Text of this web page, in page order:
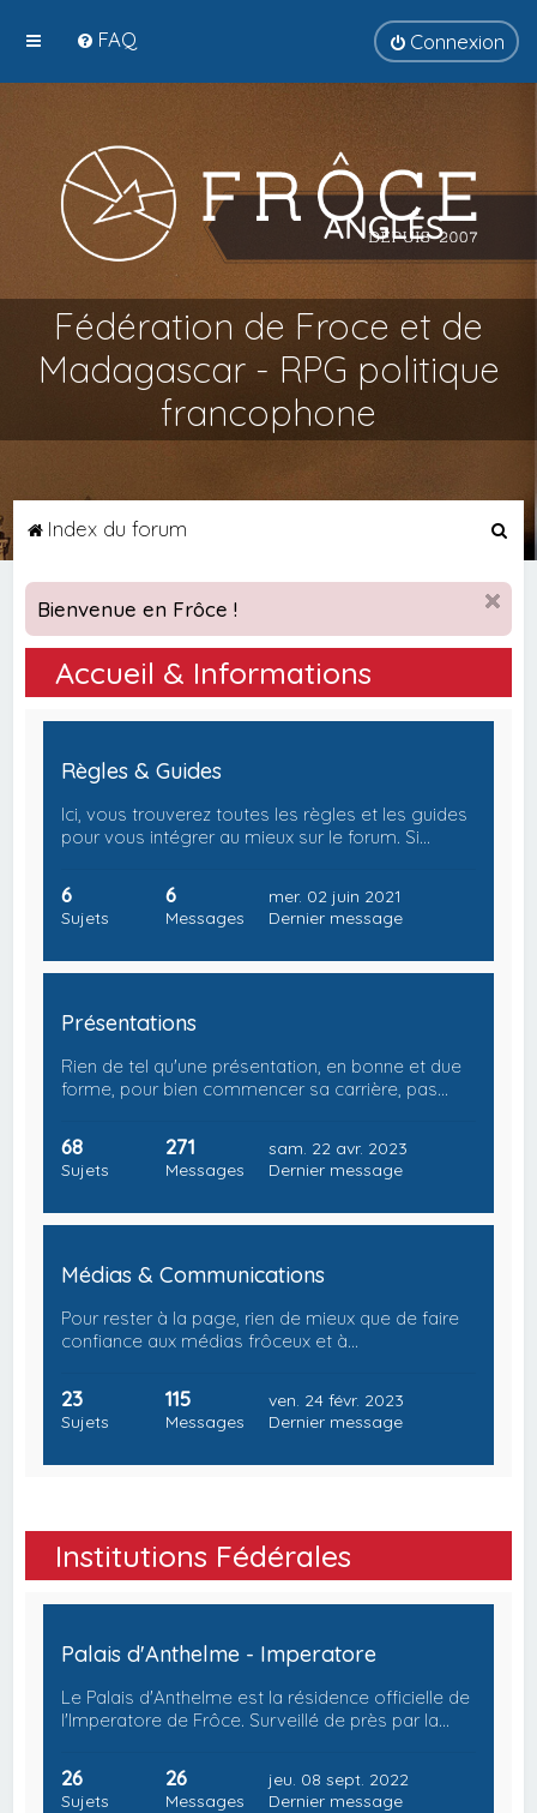
FAQ Connexion
Fédération de Froce et de
Madagascar - RPG politique
francophone
Index du forum
c
h
r
Bienvenue en Frôce !
Accueil & Informations
Règles & Guides
Ici, vous trouverez toutes les règles et les guides
pour vous intégrer au mieux sur le forum. Si…
6
Sujets
6
Messages
mer. 02 juin 2021
Dernier message
Présentations
Rien de tel qu'une présentation, en bonne et due
forme, pour bien commencer sa carrière, pas…
68
Sujets
271
Messages
sam. 22 avr. 2023
Dernier message
Médias & Communications
Pour rester à la page, rien de mieux que de faire
confiance aux médias frôceux et à…
23
Sujets
115
Messages
ven. 24 févr. 2023
Dernier message
Institutions Fédérales
Palais d'Anthelme - Imperatore
Le Palais d'Anthelme est la résidence officielle de
l'Imperatore de Frôce. Surveillé de près par la…
26
Sujets
26
Messages
jeu. 08 sept. 2022
Dernier message